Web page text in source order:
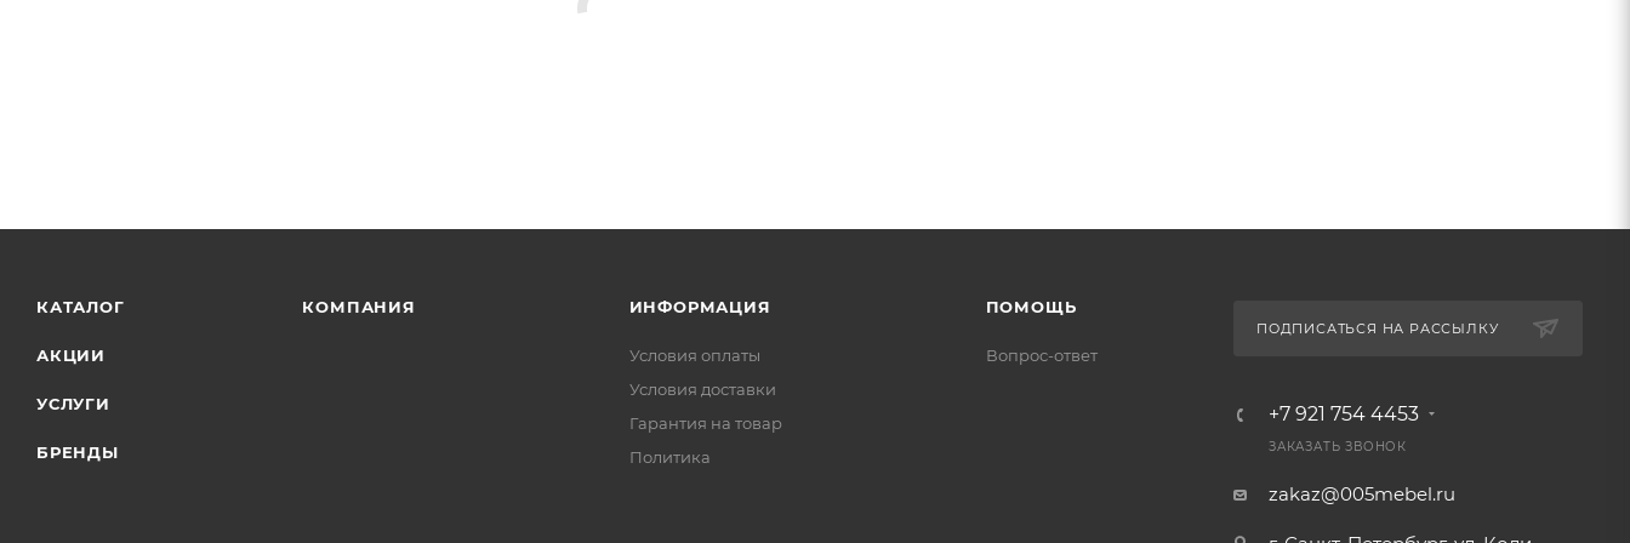
КАТАЛОГ
АКЦИИ
УСЛУГИ
БРЕНДЫ
КОМПАНИЯ ИНФОРМАЦИЯ
Условия оплаты
Условия доставки
Гарантия на товар
Политика
ПОМОЩЬ
Вопрос-ответ
ПОДПИСАТЬСЯ НА РАССЫЛКУ
+7 921 754 4453
ЗАКАЗАТЬ ЗВОНОК
zakaz@005mebel.ru